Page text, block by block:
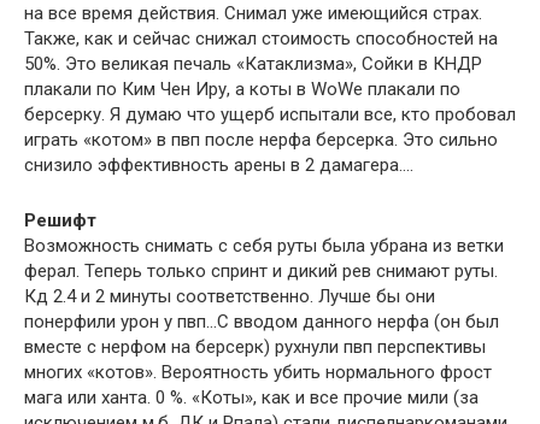
на все время действия. Снимал уже имеющийся страх.
Также, как и сейчас снижал стоимость способностей на
50%. Это великая печаль «Катаклизма», Сойки в КНДР
плакали по Ким Чен Иру, а коты в WoWe плакали по
берсерку. Я думаю что ущерб испытали все, кто пробовал
играть «котом» в пвп после нерфа берсерка. Это сильно
снизило эффективность арены в 2 дамагера….
Решифт
Возможность снимать с себя руты была убрана из ветки
ферал. Теперь только спринт и дикий рев снимают руты.
Кд 2.4 и 2 минуты соответственно. Лучше бы они
понерфили урон у пвп…С вводом данного нерфа (он был
вместе с нерфом на берсерк) рухнули пвп перспективы
многих «котов». Вероятность убить нормального фрост
мага или ханта. 0 %. «Коты», как и все прочие мили (за